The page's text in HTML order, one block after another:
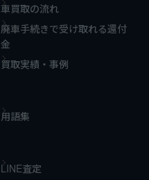
車買取の流れ
廃車手続きで受け取れる還付
金
買取実績・事例
用語集
LINE査定